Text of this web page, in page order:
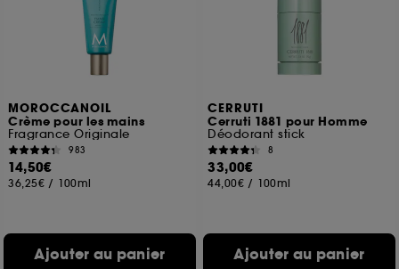
MOROCCANOIL
Crème pour les mains
Fragrance Originale
983
14,50€
36,25€ / 100ml
Ajouter au panier
CERRUTI
Cerruti 1881 pour Homme
Déodorant stick
8
33,00€
44,00€ / 100ml
Ajouter au panier